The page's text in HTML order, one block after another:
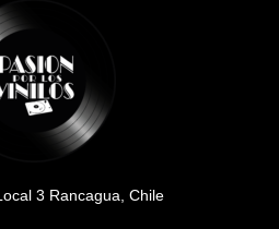
3 Rancagua, Chile